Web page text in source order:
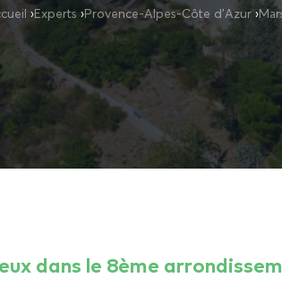
›Experts ›Provence-Alpes-Côte d’Azur ›
dans le 8ème